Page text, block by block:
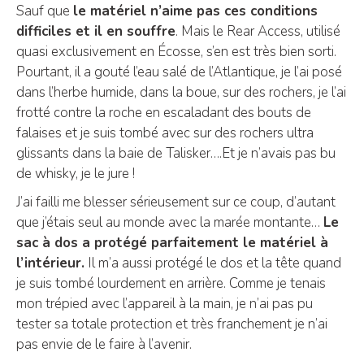
Sauf que le matériel n’aime pas ces conditions
difficiles et il en souffre. Mais le Rear Access, utilisé
quasi exclusivement en Écosse, s’en est très bien sorti.
Pourtant, il a gouté l’eau salé de l’Atlantique, je l’ai posé
dans l’herbe humide, dans la boue, sur des rochers, je l’ai
frotté contre la roche en escaladant des bouts de
falaises et je suis tombé avec sur des rochers ultra
glissants dans la baie de Talisker….Et je n’avais pas bu
de whisky, je le jure !
J’ai failli me blesser sérieusement sur ce coup, d’autant
que j’étais seul au monde avec la marée montante… Le
sac à dos a protégé parfaitement le matériel à
l’intérieur. Il m’a aussi protégé le dos et la tête quand
je suis tombé lourdement en arrière. Comme je tenais
mon trépied avec l’appareil à la main, je n’ai pas pu
tester sa totale protection et très franchement je n’ai
pas envie de le faire à l’avenir.